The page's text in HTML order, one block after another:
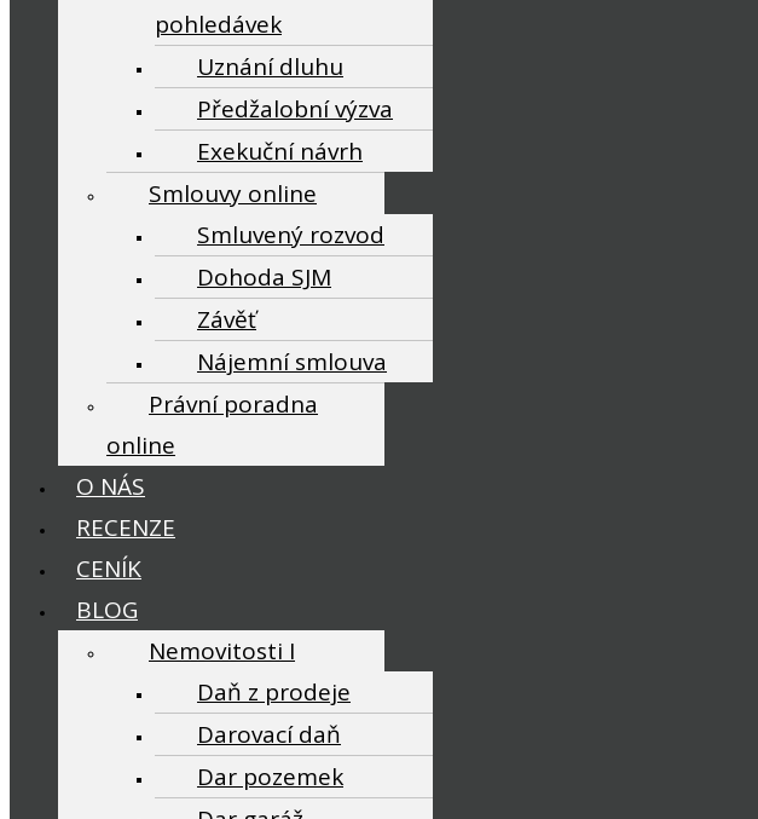
pohledávek
Uznání dluhu
Předžalobní výzva
Exekuční návrh
Smlouvy online
Smluvený rozvod
Dohoda SJM
Závěť
Nájemní smlouva
Právní poradna
online
O NÁS
RECENZE
CENÍK
BLOG
Nemovitosti I
Daň z prodeje
Darovací daň
Dar pozemek